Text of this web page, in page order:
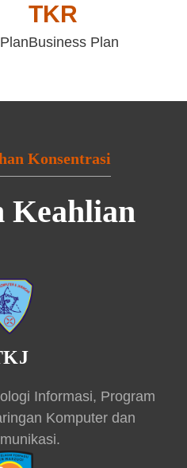
TKR
Business Plan
Konsentrasi
Keahlian
Informasi, Program
Komputer dan